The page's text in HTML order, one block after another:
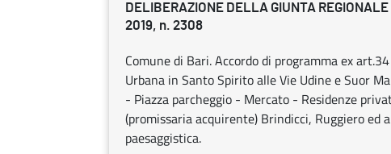
DELIBERAZIONE DELLA GIUNTA
2019, n. 2308
Comune di Bari. Accordo di programma ex
Urbana in Santo Spirito alle Vie Udine e Suor
- Piazza parcheggio - Mercato - Residenze
(promissaria acquirente) Brindicci, Ruggiero
paesaggistica.